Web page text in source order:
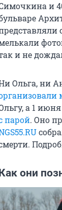
и
и не
Ольга, ни
а 1 июня
парой. Оно
они